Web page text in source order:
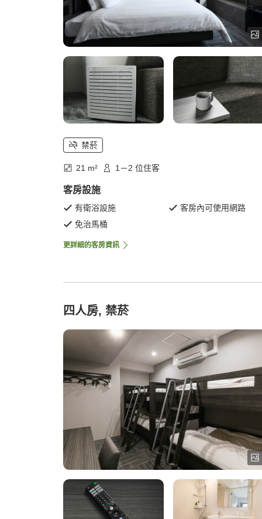
禁菸
21 m² 1－2 位住客
客房設施
有衛浴設施
客房內可使用網路
免治馬桶
更詳細的客房資訊
四人房, 禁菸